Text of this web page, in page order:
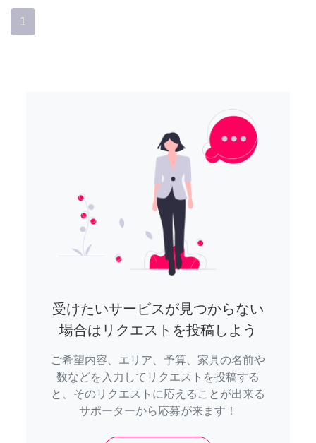
1
受けたいサービスが見つからない
場合はリクエストを投稿しよう
ご希望内容、エリア、予算、家具の名前や
数などを入力してリクエストを投稿する
と、そのリクエストに応えることが出来る
サポーターから応募が来ます！